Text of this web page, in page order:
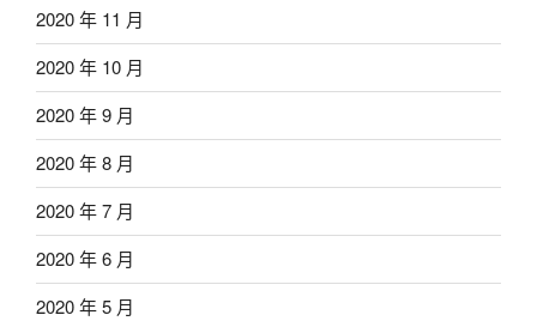
2020 年 11 月
2020 年 10 月
2020 年 9 月
2020 年 8 月
2020 年 7 月
2020 年 6 月
2020 年 5 月